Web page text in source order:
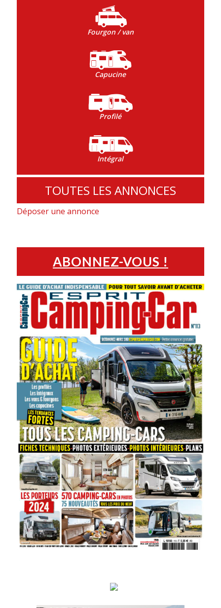
Fourgon / van
Capucine
Profilé
Intégral
TOUTES LES ANNONCES
Déposer une annonce
ABONNEZ-VOUS !